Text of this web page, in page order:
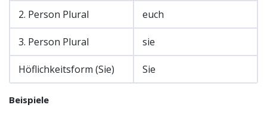
2. Person Plural euch
3. Person Plural sie
Höflichkeitsform (Sie) Sie
Beispiele